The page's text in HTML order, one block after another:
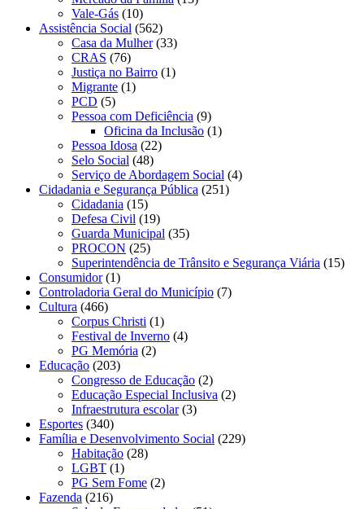
Vale-Gás (10)
Assistência Social (562)
Casa da Mulher(33)
CRAS (76)
Justiça no Bairro (1)
Migrante (1)
PCD (5)
Pessoa com Deficiência (9)
Oficina da Inclusão (1)
Pessoa Idosa (22)
Selo Social (48)
Serviço de Abordagem Social (4)
Cidadania e Segurança Pública (251)
Cidadania (15)
Defesa Civil (19)
Guarda Municipal (35)
PROCON (25)
Superintendência de Trânsito e Segurança Viária (15)
Consumidor(1)
Controladoria Geral do Município (7)
Cultura (466)
Corpus Christi (1)
Festival de Inverno (4)
PG Memória (2)
Educação (203)
Congresso de Educação (2)
Educação Especial Inclusiva (2)
Infraestrutura escolar(3)
Esportes (340)
Família e Desenvolvimento Social (229)
Habitação (28)
LGBT (1)
PG Sem Fome (2)
Fazenda (216)